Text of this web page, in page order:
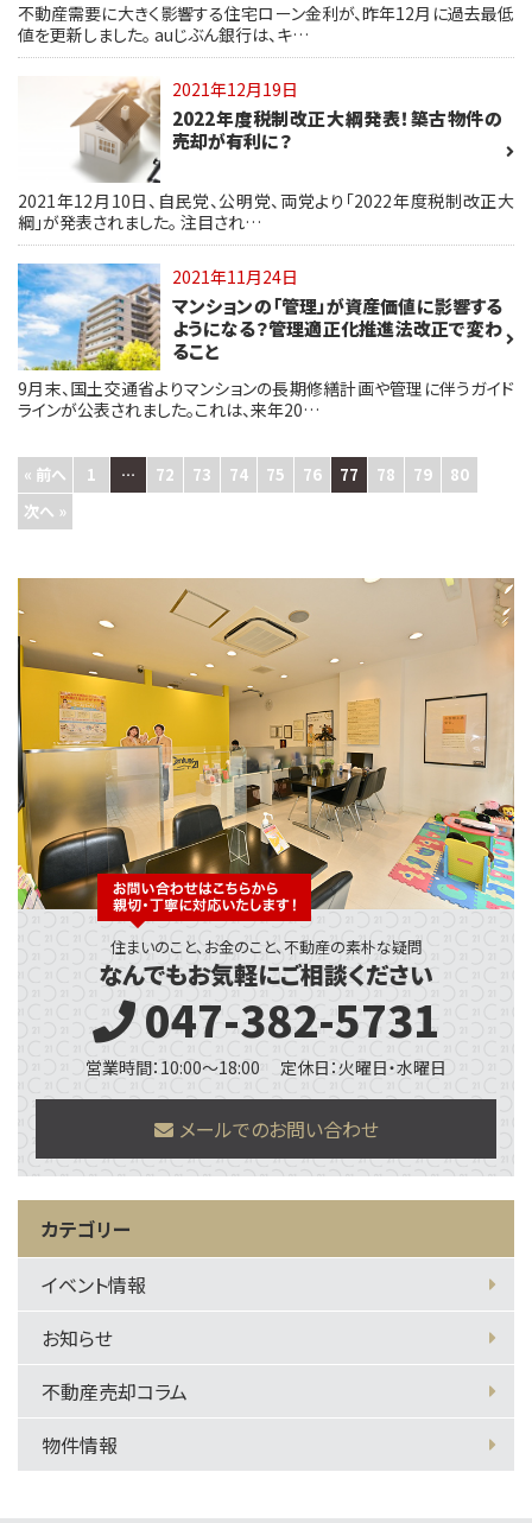
不動産需要に大きく影響する住宅ローン金利が、昨年12月に過去最低
値を更新しました。 auじぶん銀行は、キ…
2021年12月19日
2022年度税制改正大綱発表！築古物件の
売却が有利に？
2021年12月10日、自民党、公明党、両党より「2022年度税制改正大
綱」が発表されました。 注目され…
2021年11月24日
マンションの「管理」が資産価値に影響する
ようになる？管理適正化推進法改正で変わ
ること
9月末、国土交通省よりマンションの長期修繕計画や管理に伴うガイド
ラインが公表されました。これは、来年20…
« 前へ 1 … 72 73 74 75 76 77 78 79
80
次へ »
住まいのこと、お金のこと、不動産の素朴な疑問
なんでもお気軽にご相談ください
047-382-5731
営業時間：10:00～18:00 定休日：火曜日・水曜日
メールでのお問い合わせ
カテゴリー
イベント情報
お知らせ
不動産売却コラム
物件情報